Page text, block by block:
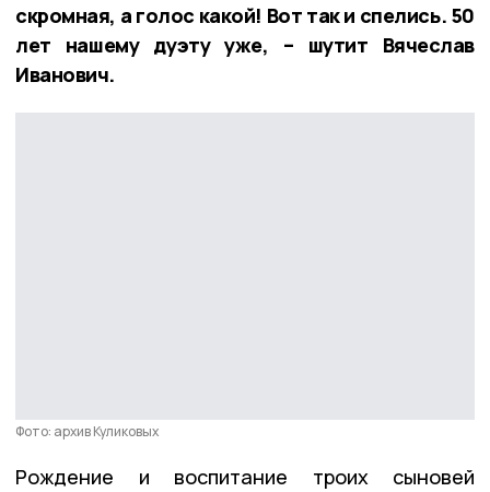
скромная, а голос какой! Вот так и спелись. 50
лет нашему дуэту уже, – шутит Вячеслав
Иванович.
Фото: архив Куликовых
Рождение и воспитание троих сыновей